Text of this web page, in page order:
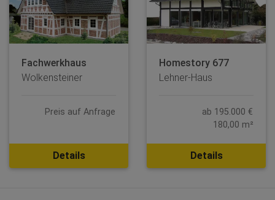
Fachwerkhaus
Wolkensteiner
Preis auf Anfrage
Details
Homestory 677
Lehner-Haus
ab 195.000 €
180,00 m²
Details